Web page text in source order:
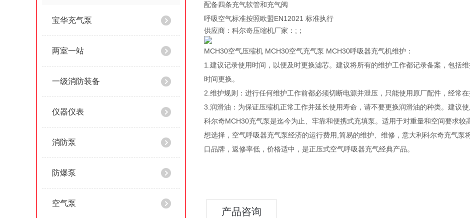
宝华充气泵
两室一站
一级消防装备
仪器仪表
消防泵
防爆泵
空气泵
配备四条充气软管和充气阀
呼吸空气标准按照欧盟EN12021 标准执行
供应商：科尔奇压缩机厂家：;；
MCH30空气压缩机 MCH30空气充气泵 MCH30呼吸器充气机维护：
1.建议记录使用时间，以便及时更换滤芯。建议将所有的维护工作都记录备案，包括
时间更换。
2.维护规则：进行任何维护工作前都必须切断电源并泄压，只能使用原厂配件，经常在
3.润滑油：为保证压缩机正常工作并延长使用寿命，请不要更换润滑油的种类。建议
科尔奇MCH30充气泵是迄今为止、牢靠和便携式充填泵。适用于对重量和空间要求
想选择，空气呼吸器充气泵经济的运行费用,简易的维护、维修，意大利科尔奇充气
口品牌，返修率低，价格适中，是正压式空气呼吸器充气经典产品。
产品咨询